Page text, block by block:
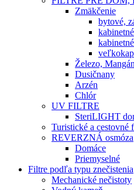
Zmäkčenie
bytové,
kabinetné
Železo,
Dusičnany
Arzén
Chlór
UV FILTRE
SteriLIGHT
Turistické a cestovné
REVERZNÁ osmóza
Domáce
Priemyselné
Filtre podľa typu znečistenia
Mechanické nečistoty